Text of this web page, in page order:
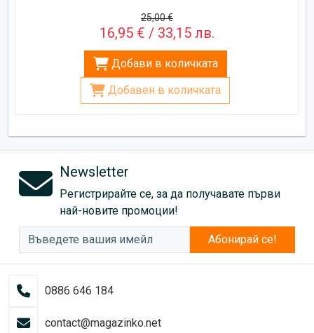
25,00 €
16,95 € / 33,15 лв.
Добави в количката
Добавен в количката
Newsletter
Регистрирайте се, за да получавате първи
най-новите промоции!
Абонирай се!
0886 646 184
contact@magazinko.net